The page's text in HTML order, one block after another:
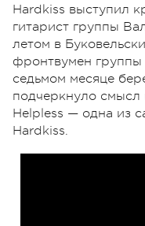
Hardkiss выступил
гитарист группы
летом в
фронтвумен
седьмом месяце
подчеркнуло смысл
Helpless — одна из
Hardkiss.